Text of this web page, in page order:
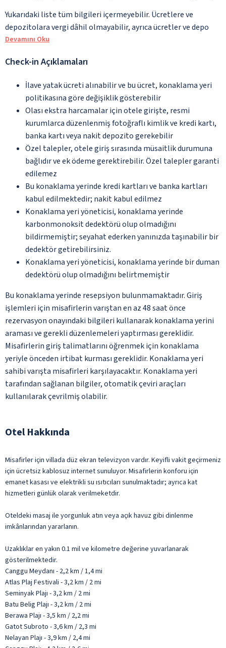
Yukarıdaki liste tüm bilgileri içermeyebilir. Ücretlere ve
depozitolara vergi dâhil olmayabilir, ayrıca ücretler ve depo
Devamını Oku
Check-in Açıklamaları
İlave yatak ücreti alınabilir ve bu ücret, konaklama yeri
politikasına göre değişiklik gösterebilir
Olası ekstra harcamalar için otele girişte, resmi
kurumlarca düzenlenmiş fotoğraflı kimlik ve kredi kartı,
banka kartı veya nakit depozito gerekebilir
Özel talepler, otele giriş sırasında müsaitlik durumuna
bağlıdır ve ek ödeme gerektirebilir. Özel talepler garanti
edilemez
Bu konaklama yerinde kredi kartları ve banka kartları
kabul edilmektedir; nakit kabul edilmez
Konaklama yeri yöneticisi, konaklama yerinde
karbonmonoksit dedektörü olup olmadığını
bildirmemiştir; seyahat ederken yanınızda taşınabilir bir
dedektör getirebilirsiniz.
Konaklama yeri yöneticisi, konaklama yerinde bir duman
dedektörü olup olmadığını belirtmemiştir
Bu konaklama yerinde resepsiyon bulunmamaktadır. Giriş
işlemleri için misafirlerin varıştan en az 48 saat önce
rezervasyon onayındaki bilgileri kullanarak konaklama yerini
araması ve gerekli düzenlemeleri yaptırması gereklidir.
Misafirlerin giriş talimatlarını öğrenmek için konaklama
yeriyle önceden irtibat kurması gereklidir. Konaklama yeri
sahibi varışta misafirleri karşılayacaktır. Konaklama yeri
tarafından sağlanan bilgiler, otomatik çeviri araçları
kullanılarak çevrilmiş olabilir.
Otel Hakkında
Misafirler için villada düz ekran televizyon vardır. Keyifli vakit geçirmeniz
için ücretsiz kablosuz internet sunuluyor. Misafirlerin konforu için
emanet kasası ve elektrikli su ısıtıcıları sunulmaktadır; ayrıca kat
hizmetleri günlük olarak verilmeketdir.
Oteldeki masaj ile yorgunluk atın veya açık havuz gibi dinlenme
imkânlarından yararlanın.
Uzaklıklar en yakın 0.1 mil ve kilometre değerine yuvarlanarak
gösterilmektedir.
Canggu Meydanı - 2,2 km / 1,4 mi
Atlas Plaj Festivali - 3,2 km / 2 mi
Seminyak Plajı - 3,2 km / 2 mi
Batu Belig Plajı - 3,2 km / 2 mi
Berawa Plajı - 3,5 km / 2,2 mi
Gatot Subroto - 3,6 km / 2,3 mi
Nelayan Plajı - 3,9 km / 2,4 mi